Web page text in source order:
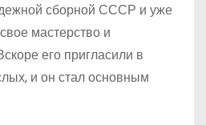
сборной СССР и уже
мастерство и
его пригласили в
и он стал основным